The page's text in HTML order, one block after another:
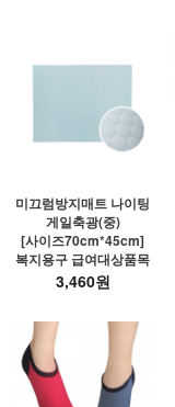
미끄럼방지매트 나이팅
게일축광(중)
[사이즈70cm*45cm]
복지용구 급여대상품목
3,460원